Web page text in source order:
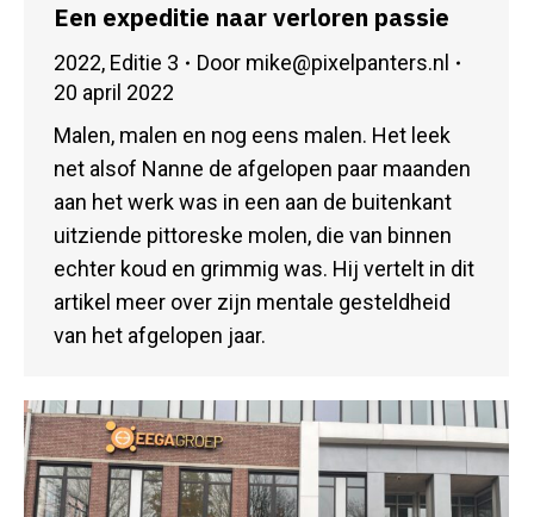
Een expeditie naar verloren passie
2022, Editie 3 Door mike@pixelpanters.nl
20 april 2022
Malen, malen en nog eens malen. Het leek
net alsof Nanne de afgelopen paar maanden
aan het werk was in een aan de buitenkant
uitziende pittoreske molen, die van binnen
echter koud en grimmig was. Hij vertelt in dit
artikel meer over zijn mentale gesteldheid
van het afgelopen jaar.